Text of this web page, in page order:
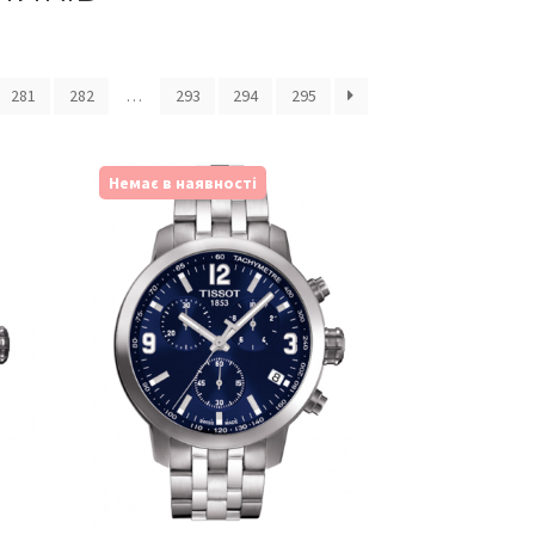
281 282 … 293 294 295
Немає в наявності